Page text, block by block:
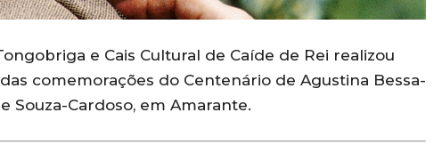
e Cais Cultural de Caíde de Rei realizou
comemorações do Centenário de Agustina Bessa-
Souza-Cardoso, em Amarante.